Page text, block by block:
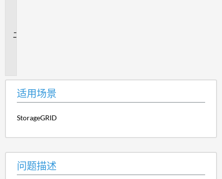
适用场景
StorageGRID
问题描述